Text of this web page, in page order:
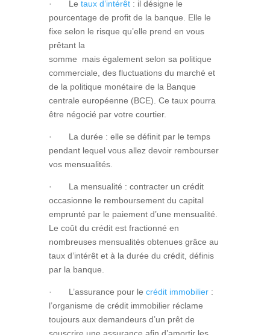
· Le taux d’intérêt: il désigne le
pourcentage de profit de la banque. Elle le
fixe selon le risque qu’elle prend en vous
prêtant la
somme mais également selon sa politique
commerciale, des fluctuations du marché et
de la politique monétaire de la Banque
centrale européenne (BCE). Ce taux pourra
être négocié par votre courtier.
· La durée : elle se définit par le temps
pendant lequel vous allez devoir rembourser
vos mensualités.
· La mensualité : contracter un crédit
occasionne le remboursement du capital
emprunté par le paiement d’une mensualité.
Le coût du crédit est fractionné en
nombreuses mensualités obtenues grâce au
taux d’intérêt et à la durée du crédit, définis
par la banque.
· L’assurance pour le crédit immobilier :
l’organisme de crédit immobilier réclame
toujours aux demandeurs d’un prêt de